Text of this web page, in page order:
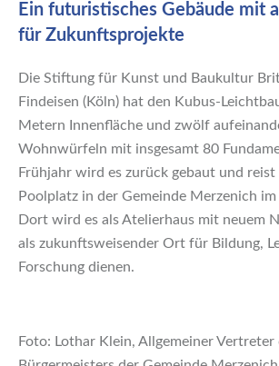
Ein futuristisches Gebäude mit
für Zukunftsprojekte
Die Stiftung für Kunst und Baukultur
Findeisen (Köln) hat den Kubus-
Metern Innenfläche und zwölf
Wohnwürfeln mit insgesamt 80
Frühjahr wird es zurück gebaut und reist
Poolplatz in der Gemeinde Merzenich
Dort wird es als Atelierhaus mit neuem
als zukunftsweisender Ort für Bildung,
Forschung dienen.
Foto: Lothar Klein, Allgemeiner Vertreter